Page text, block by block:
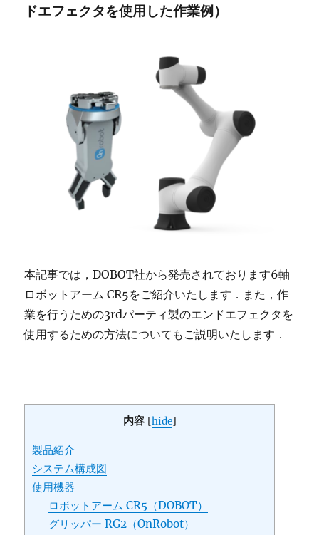
ドエフェクタを使用した作業例）
本記事では，DOBOT社から発売されております6軸
ロボットアーム CR5をご紹介いたします．また，作
業を行うための3rdパーティ製のエンドエフェクタを
使用するための方法についてもご説明いたします．
内容 [hide]
製品紹介
システム構成図
使用機器
ロボットアーム CR5（DOBOT）
グリッパー RG2（OnRobot）